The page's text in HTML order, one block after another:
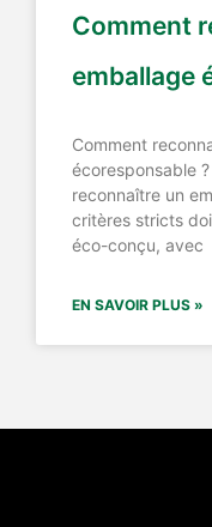
Comment
emballage
Comment
écoresponsable
reconnaître un
critères stricts
éco-conçu, avec
EN SAVOIR PLUS »